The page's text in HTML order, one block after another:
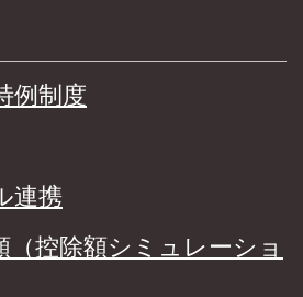
例制度
連携
（控除額シミュレーショ